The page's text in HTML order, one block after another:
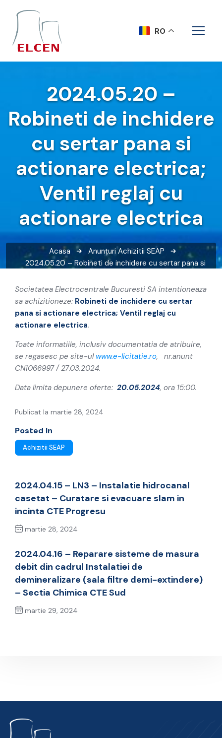
2024.05.20 –
Robineti de inchidere
cu sertar pana si
actionare electrica;
Ventil reglaj cu
actionare electrica
Acasa Anunțuri Achizitii SEAP
2024.05.20 – Robineti de inchidere cu sertar pana si
Societatea Electrocentrale Bucuresti SA intentioneaza
sa achizitioneze: Robineti de inchidere cu sertar
pana si actionare electrica; Ventil reglaj cu
actionare electrica.
Toate informatiile, inclusiv documentatia de atribuire,
se regasesc pe site-ul www.e-licitatie.ro, nr.anunt
CN1066997 / 27.03.2024.
Data limita depunere oferte: 20.05.2024, ora 15:00.
Publicat la martie 28, 2024
Posted In
Achizitii SEAP
2024.04.15 – LN3 – Instalatie hidrocanal
casetat – Curatare si evacuare slam in
incinta CTE Progresu
martie 28, 2024
2024.04.16 – Reparare sisteme de masura
debit din cadrul Instalatiei de
demineralizare (sala filtre demi-extindere)
– Sectia Chimica CTE Sud
martie 29, 2024
RO